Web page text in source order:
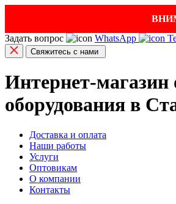
Задать вопрос
WhatsApp
Свяжитесь с нами
Интернет-магазин
оборудования в
Доставка и оплата
Наши работы
Услуги
Оптовикам
О компании
Контакты